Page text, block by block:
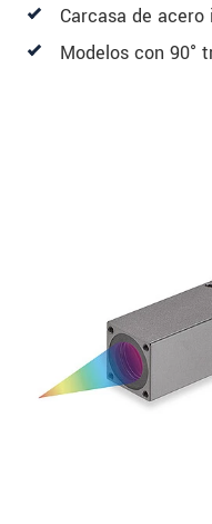
Carcasa de acero
Modelos con 90°